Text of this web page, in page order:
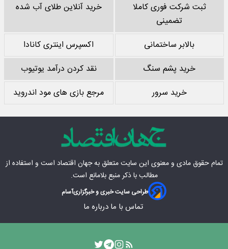
ثبت شرکت فوری کاملا
تضمینی
خرید آنلاین طلای آب شده
بالابر ساختمانی
اکسپرس اینتری کانادا
خرید پشم سنگ
نقد کردن درآمد یوتیوب
خرید سرور
مرجع بازی های مود اندروید
تمام حقوق مادی‌ و معنوی این سایت متعلق بهجهان اقتصاد است و استفاده از
مطالب با ذکر منبع بلامانع است.
طراحی سایت خبری و خبرگزاریآسام
تماس با ما درباره ما